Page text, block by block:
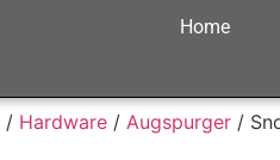
Home
/ Hardware / Augspurger /